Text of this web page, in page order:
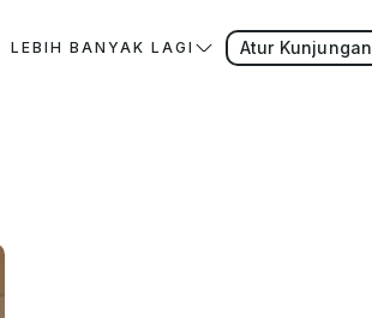
LEBIH BANYAK LAGI Atur Kunjungan